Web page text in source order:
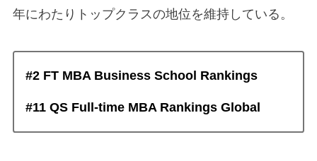
年にわたりトップクラスの地位を維持している。
#2 FT MBA Business School Rankings
#11 QS Full-time MBA Rankings Global